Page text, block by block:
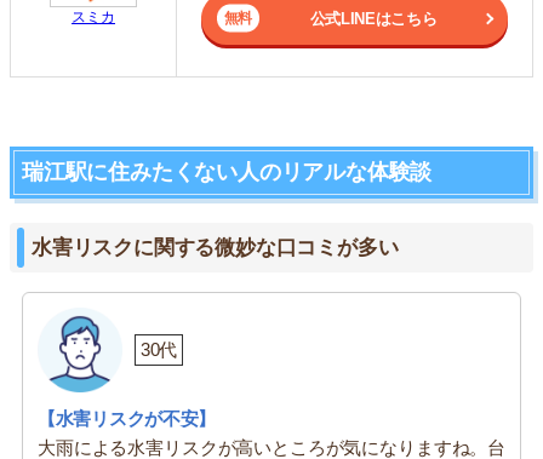
スミカ 公式LINEはこちら
瑞江駅に住みたくない人のリアルな体験談
水害リスクに関する微妙な口コミが多い
30代
【水害リスクが不安】
大雨による水害リスクが高いところが気になりますね。台